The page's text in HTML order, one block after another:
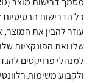
כל הדרישות הבסיסיות
עוזר להבין את
שלו ואת הפונקציות
למנהלי פרויקטים
ולקבוע משימות